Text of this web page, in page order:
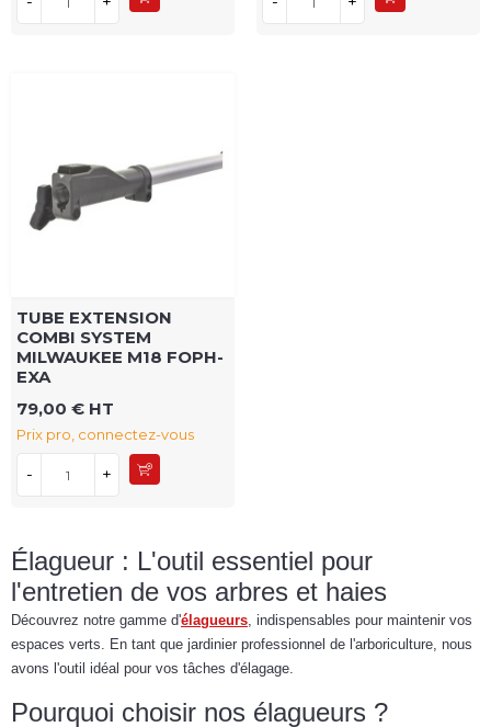
TUBE EXTENSION
COMBI SYSTEM
MILWAUKEE M18 FOPH-
EXA
79,00 € HT
Prix pro, connectez-vous
- +
Élagueur : L'outil essentiel pour
l'entretien de vos arbres et haies
Découvrez notre gamme d'élagueurs, indispensables pour maintenir vos
espaces verts. En tant que jardinier professionnel de l'arboriculture, nous
avons l'outil idéal pour vos tâches d'élagage.
Pourquoi choisir nos élagueurs ?